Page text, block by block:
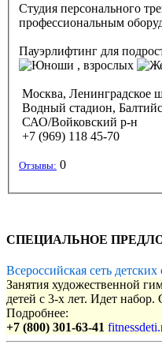
Студия персонального
профессиональным
Пауэрлифтинг для
, взрослых
Москва, Ленинградское
Водный стадион,
САО/Войковский р-н
+7 (969) 118 45-70
Отзывы: 0
СПЕЦИАЛЬНОЕ
Всероссийская сеть
Занятия художественной
детей с 3-х лет. Идет
Подробнее:
+7 (800) 301-63-41